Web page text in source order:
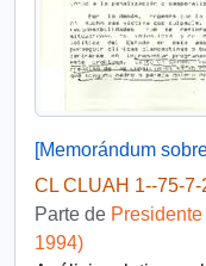
[Memorándum
CL CLUAH 1--75-7-
Parte de
1994)